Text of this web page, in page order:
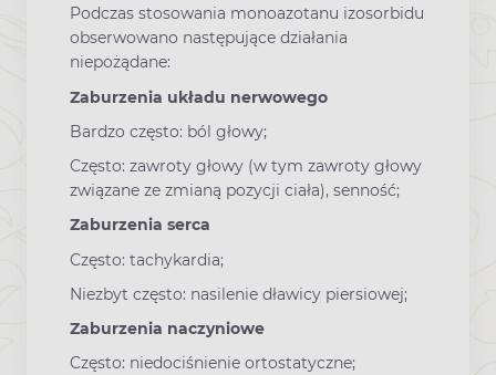
Podczas stosowania monoazotanu izosorbidu
obserwowano następujące działania
niepożądane:
Zaburzenia układu nerwowego
Bardzo często: ból głowy;
Często: zawroty głowy (w tym zawroty głowy
związane ze zmianą pozycji ciała), senność;
Zaburzenia serca
Często: tachykardia;
Niezbyt często: nasilenie dławicy piersiowej;
Zaburzenia naczyniowe
Często: niedociśnienie ortostatyczne;